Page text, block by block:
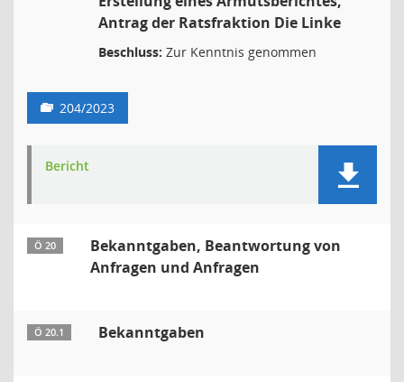
Antrag der Ratsfraktion Die Linke
Beschluss: Zur Kenntnis genommen
204/2023
Bericht
Ö 20
Bekanntgaben, Beantwortung von
Anfragen und Anfragen
Ö 20.1 Bekanntgaben